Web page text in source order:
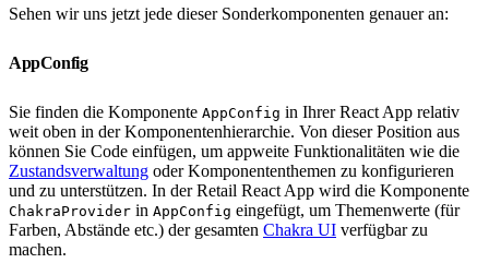
Sehen wir uns jetzt jede dieser Sonderkomponenten genauer an:
AppConfig
Sie finden die Komponente AppConfig in Ihrer React App relativ
weit oben in der Komponentenhierarchie. Von dieser Position aus
können Sie Code einfügen, um appweite Funktionalitäten wie die
Zustandsverwaltung oder Komponententhemen zu konfigurieren
und zu unterstützen. In der Retail React App wird die Komponente
ChakraProvider in AppConfig eingefügt, um Themenwerte (für
Farben, Abstände etc.) der gesamten Chakra UI verfügbar zu
machen.